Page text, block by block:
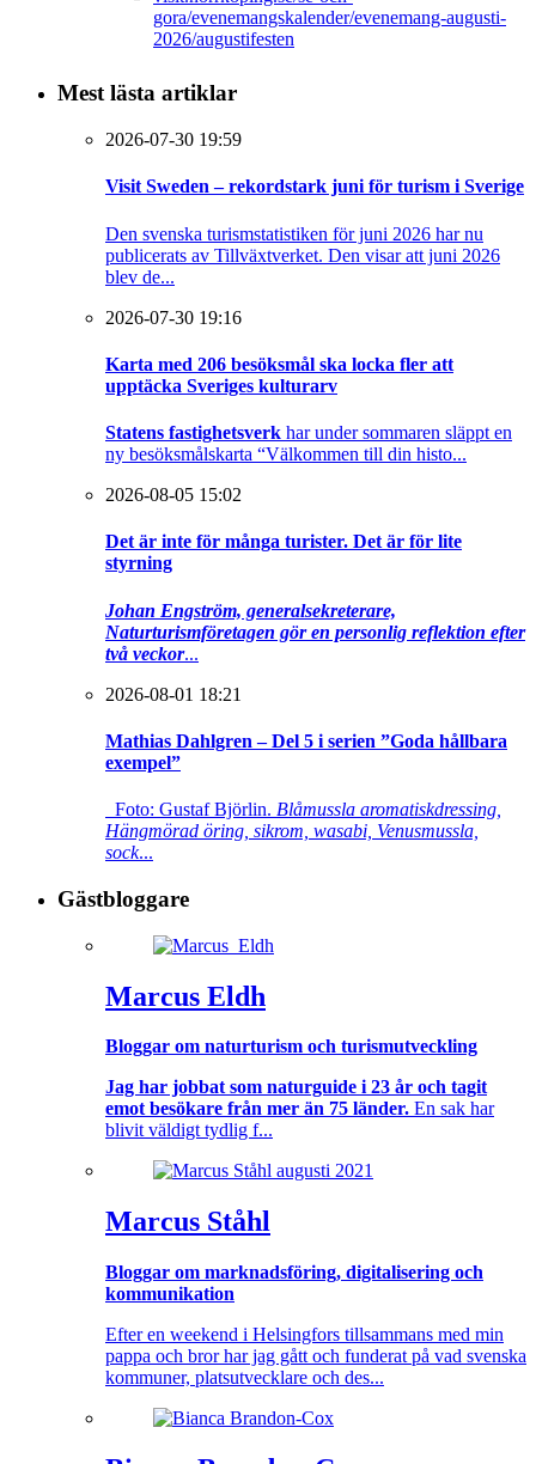
gora/evenemangskalender/evenemang-augusti-
2026/augustifesten
Mest lästa artiklar
2026-07-30 19:59
Visit Sweden – rekordstark juni för turism i Sverige
Den svenska turismstatistiken för juni 2026 har nu
publicerats av Tillväxtverket. Den visar att juni 2026
blev de...
2026-07-30 19:16
Karta med 206 besöksmål ska locka fler att
upptäcka Sveriges kulturarv
Statens fastighetsverk har under sommaren släppt en
ny besöksmålskarta “Välkommen till din histo...
2026-08-05 15:02
Det är inte för många turister. Det är för lite
styrning
Johan Engström, generalsekreterare,
Naturturismföretagen gör en personlig reflektion efter
två veckor...
2026-08-01 18:21
Mathias Dahlgren – Del 5 i serien ”Goda hållbara
exempel”
Foto: Gustaf Björlin. Blåmussla aromatiskdressing,
Hängmörad öring, sikrom, wasabi, Venusmussla,
sock...
Gästbloggare
Marcus Eldh
Bloggar om naturturism och turismutveckling
Jag har jobbat som naturguide i 23 år och tagit
emot besökare från mer än 75 länder. En sak har
blivit väldigt tydlig f...
Marcus Ståhl
Bloggar om marknadsföring, digitalisering och
kommunikation
Efter en weekend i Helsingfors tillsammans med min
pappa och bror har jag gått och funderat på vad svenska
kommuner, platsutvecklare och des...